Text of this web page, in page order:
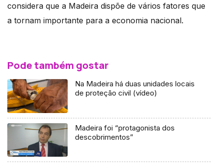
considera que a Madeira dispõe de vários fatores que
a tornam importante para a economia nacional.
Pode também gostar
Na Madeira há duas unidades locais
de proteção civil (vídeo)
Madeira foi “protagonista dos
descobrimentos”